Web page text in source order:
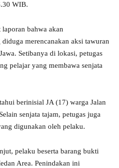
WIB.
bahwa akan
merencanakan aksi tawuran
Setibanya di lokasi, petugas
pelajar yang membawa senjata
berinisial JA (17) warga Jalan
senjata tajam, petugas juga
digunakan oleh pelaku.
pelaku beserta barang bukti
Area. Penindakan ini